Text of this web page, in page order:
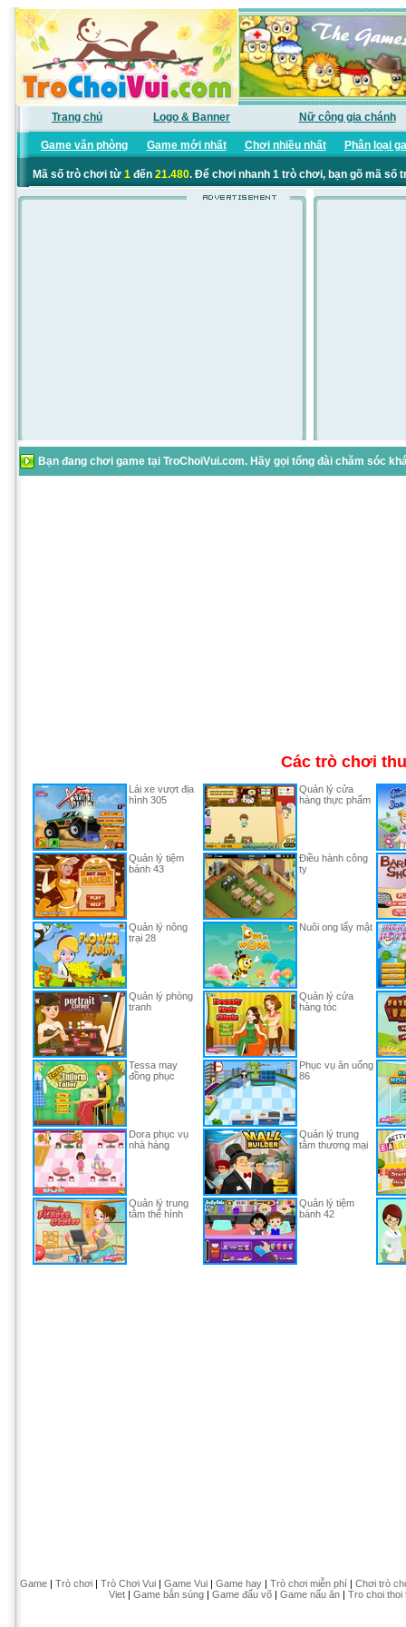
Trang chủ Logo & Banner Nữ công gia chánh
Game văn phòng Game mới nhất Chơi nhiều nhất Phân loại
Mã số trò chơi từ 1đến 21.480. Để chơi nhanh 1 trò chơi, bạn gõ mã số
Bạn đang chơi game tại TroChoiVui.com. Hãy gọi tổng đài chăm sóc
Các trò chơi
Lái xe vượt địa
hình 305
Quản lý cửa
hàng thực phẩm
Quản lý tiệm
bánh 43
Điều hành công
ty
Quản lý nông
trại 28
Nuôi ong lấy mật
Quản lý phòng
tranh
Quản lý cửa
hàng tóc
Tessa may
đồng phục
Phục vụ ăn uống
86
Dora phục vụ
nhà hàng
Quản lý trung
tâm thương mại
Quản lý trung
tâm thể hình
Quản lý tiệm
bánh 42
Game| Trò chơi| Trò Chơi Vui| Game Vui| Game hay| Trò chơi miễn phí| Chơi trò
Viet| Game bắn súng| Game đấu võ| Game nấu ăn| Tro choi thoi